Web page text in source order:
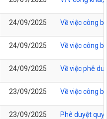
24/09/2025 Về việc công
24/09/2025 Về việc công
24/09/2025 Về việc phê
23/09/2025 Về việc công
23/09/2025 Phê duyệt